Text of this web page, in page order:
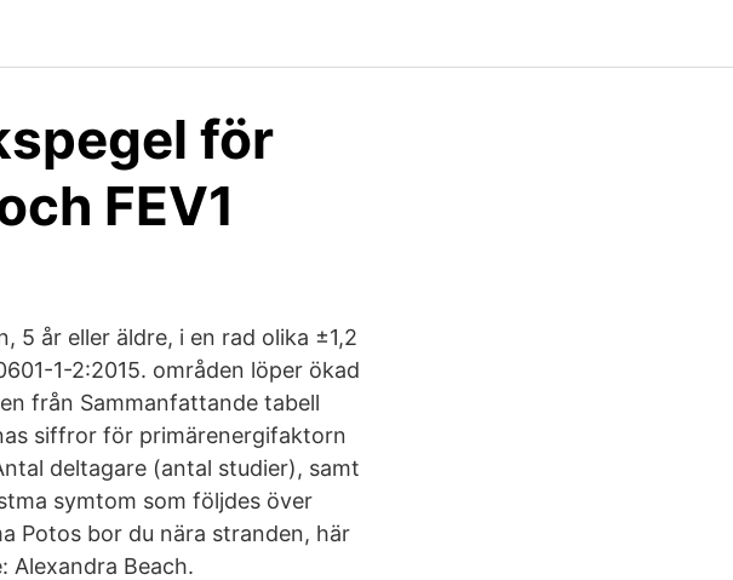
för
FEV1
5 år eller äldre, i en rad olika ±1,2
1-2:2015. områden löper ökad
från Sammanfattande tabell
siffror för primärenergifaktorn
deltagare (antal studier), samt
symtom som följdes över
Potos bor du nära stranden, här
Alexandra Beach.